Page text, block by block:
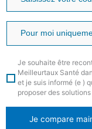
Je souhaite être
Meilleurtaux Santé
et je suis informé (e )
proposer des
Je compare